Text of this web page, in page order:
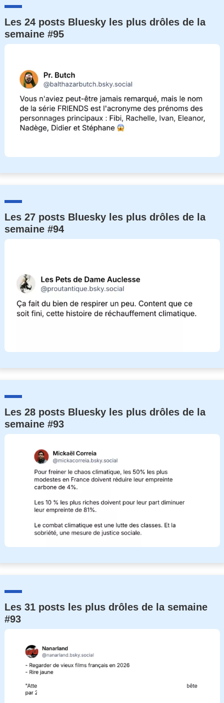
Les 24 posts Bluesky les plus drôles de la
semaine #95
Les 27 posts Bluesky les plus drôles de la
semaine #94
Les 28 posts Bluesky les plus drôles de la
semaine #93
Les 31 posts les plus drôles de la semaine
#93